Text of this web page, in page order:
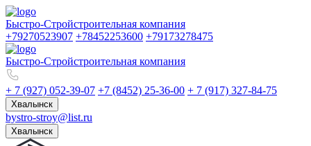
Быстро-Стройстроительная компания
+79270523907 +78452253600 +79173278475
Быстро-Стройстроительная компания
+ 7 (927) 052-39-07 +7 (8452) 25-36-00 + 7 (917) 327-84-75
Хвалынск
bystro-stroy@list.ru
Хвалынск